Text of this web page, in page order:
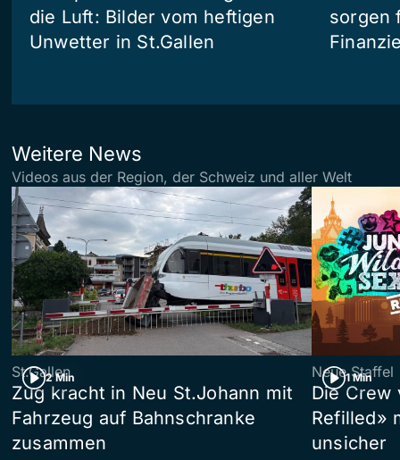
die Luft: Bilder vom heftigen
Unwetter in St.Gallen
sorgen
Weitere News
Videos aus der Region, der Schweiz und aller Welt
2 Min
St.Gallen
Zug kracht in Neu St.Johann mit
Fahrzeug auf Bahnschranke
zusammen
1 Min
Neue Staffel
Die Crew
Refilled»
unsicher